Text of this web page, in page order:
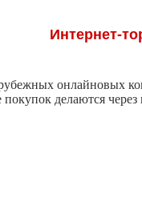
Интернет-
онлайновых
делаются